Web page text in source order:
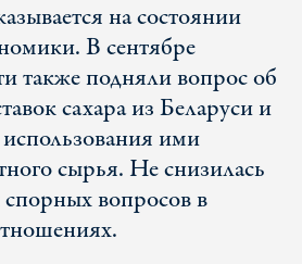
на состоянии
В сентябре
также подняли вопрос об
сахара из Беларуси и
использования ими
сырья. Не снизилась
спорных вопросов в